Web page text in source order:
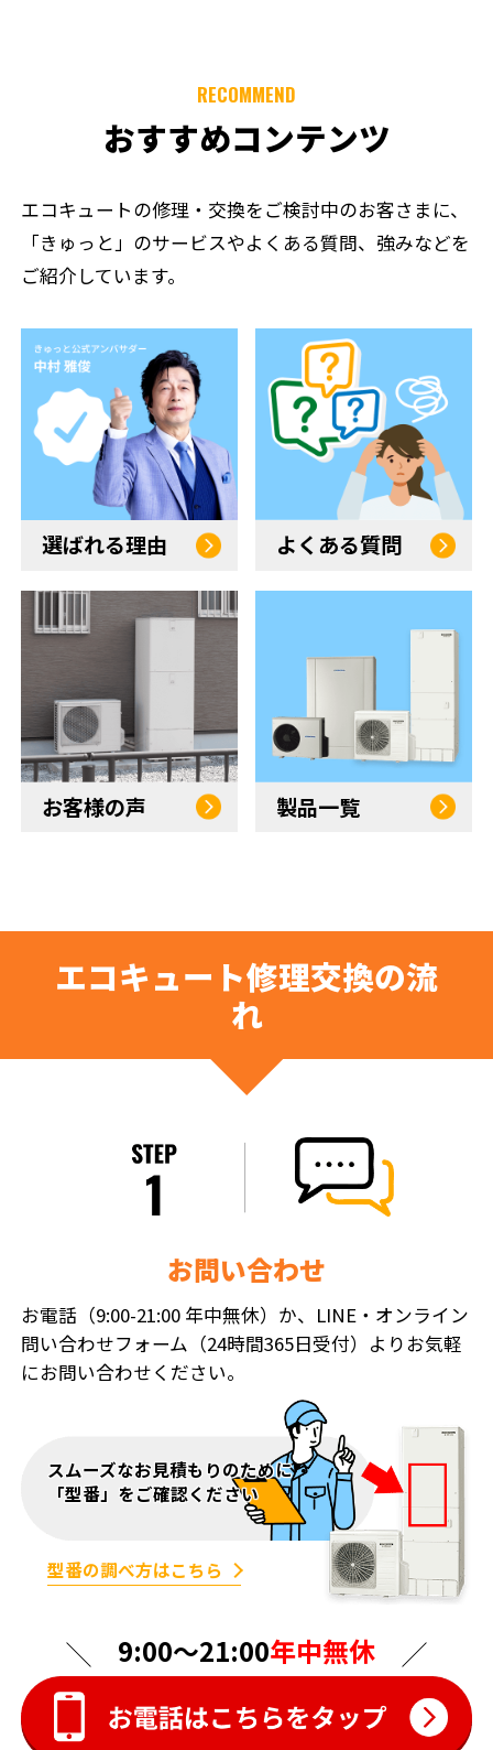
RECOMMEND
おすすめコンテンツ
エコキュートの修理・交換をご検討中のお客さまに、
「きゅっと」のサービスやよくある質問、強みなどを
ご紹介しています。
選ばれる理由 よくある質問
お客様の声 製品一覧
エコキュート修理交換の流
れ
お問い合わせ
お電話（9:00-21:00 年中無休）か、LINE・オンライン
問い合わせフォーム（24時間365日受付）よりお気軽
にお問い合わせください。
スムーズなお見積もりのために
「型番」をご確認ください
型番の調べ方はこちら
9:00〜21:00年中無休